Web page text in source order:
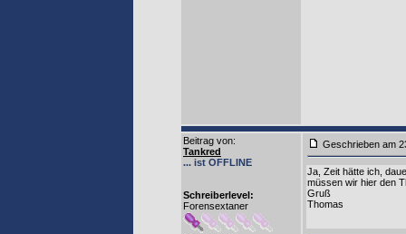
Beitrag von:
Tankred
... ist OFFLINE
Schreiberlevel:
Forensextaner
Geschrieben am
Ja, Zeit hätte ich,
müssen wir hier den
Gruß
Thomas